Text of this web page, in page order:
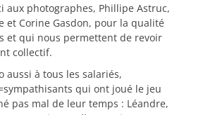
aux photographes, Phillipe Astruc,
et Corine Gasdon, pour la qualité
et qui nous permettent de revoir
collectif.
aussi à tous les salariés,
qui ont joué le jeu
pas mal de leur temps : Léandre,